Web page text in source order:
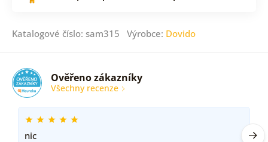
Katalogové číslo: sam315 Výrobce: Dovido
Ověřeno zákazníky
Všechny recenze
nic